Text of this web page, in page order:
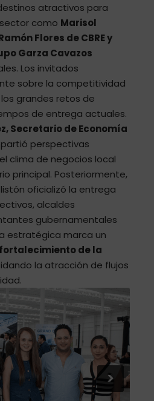
atractivos para
como Marisol
Flores de CBRE y
Garza Cavazos
Los invitados
sobre la competitividad
grandes retos de
de entrega actuales.
Secretario de Economía
perspectivas
clima de negocios local
principal. Posteriormente,
oficializó la entrega
alcaldes
gubernamentales
estratégica marca un
de la
la atracción de flujos
>